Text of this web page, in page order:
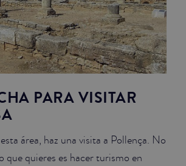
PARA VISITAR
área, haz una visita a Pollença. No
que quieres es hacer turismo en